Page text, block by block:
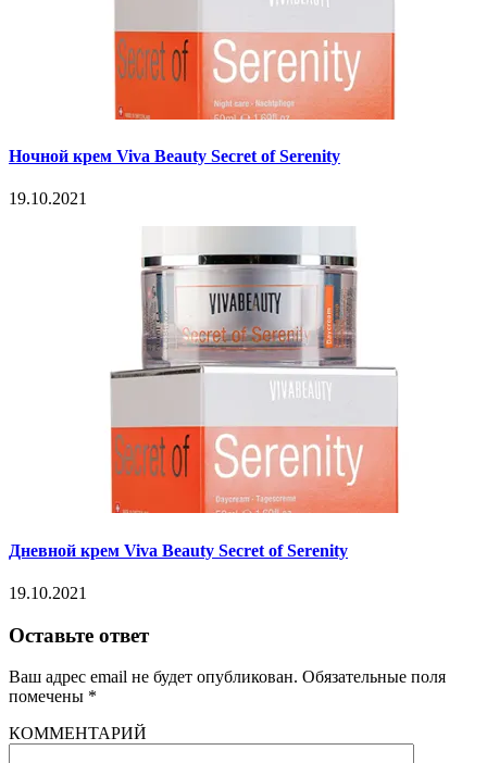
Ночной крем Viva Beauty Secret of Serenity
19.10.2021
Дневной крем Viva Beauty Secret of Serenity
19.10.2021
Оставьте ответ
Ваш адрес email не будет опубликован. Обязательные поля
помечены *
КОММЕНТАРИЙ